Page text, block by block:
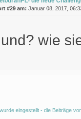
#29 am: Januar 08, 2017,
wie
eingestellt - die Beiträge